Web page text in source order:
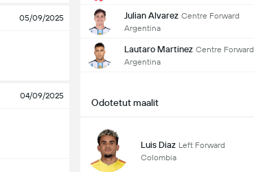
05/09/2025
04/09/2025
Julian Alvarez Centre Forward
Argentina
Lautaro Martinez Centre Forward
Argentina
Odotetut maalit
Luis Diaz Left Forward
Colombia